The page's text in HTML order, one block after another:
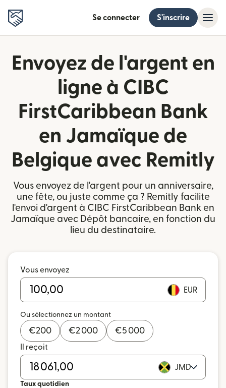
Se connecter S'inscrire
Envoyez de l'argent en
ligne à CIBC
FirstCaribbean Bank
en Jamaïque de
Belgique avec Remitly
Vous envoyez de l'argent pour un anniversaire,
une fête, ou juste comme ça ? Remitly facilite
l'envoi d'argent à CIBC FirstCaribbean Bank en
Jamaïque avec Dépôt bancaire, en fonction du
lieu du destinataire.
Vous envoyez
EUR
Ou sélectionnez un montant
€200 €2 000 €5 000
Il reçoit
JMD
Taux quotidien